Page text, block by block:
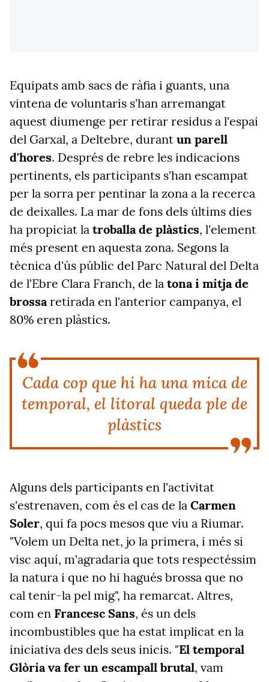
Equipats amb sacs de ràfia i guants, una
vintena de voluntaris s'han arremangat
aquest diumenge per retirar residus a l'espai
del Garxal, a Deltebre, durant un parell
d'hores. Després de rebre les indicacions
pertinents, els participants s'han escampat
per la sorra per pentinar la zona a la recerca
de deixalles. La mar de fons dels últims dies
ha propiciat la troballa de plàstics, l'element
més present en aquesta zona. Segons la
tècnica d'ús públic del Parc Natural del Delta
de l'Ebre Clara Franch, de la tona i mitja de
brossaretirada en l'anterior campanya, el
80% eren plàstics.
Cada cop que hi ha una mica de
temporal, el litoral queda ple de
plàstics
Alguns dels participants en l'activitat
s'estrenaven, com és el cas de la Carmen
Soler, qui fa pocs mesos que viu a Riumar.
"Volem un Delta net, jo la primera, i més si
visc aquí, m'agradaria que tots respectéssim
la natura i que no hi hagués brossa que no
cal tenir-la pel mig", ha remarcat. Altres,
com en Francesc Sans, és un dels
incombustibles que ha estat implicat en la
iniciativa des dels seus inicis. "El temporal
Glòria va fer un escampall brutal, vam